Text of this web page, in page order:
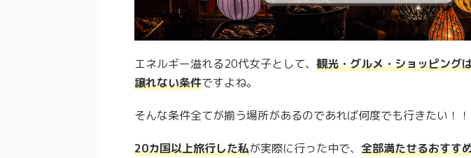
エネルギー溢れる20代女子として、 観光・グルメ・ショッピング
譲れない条件ですよね。
そんな条件全てが揃う場所があるのであれば何度でも行きたい！！
20カ国以上旅行した私が実際に行った中で、 全部満たせるおすす